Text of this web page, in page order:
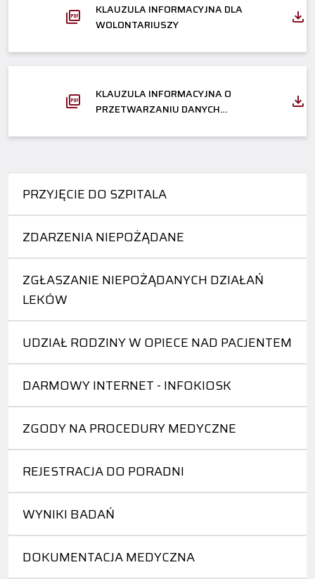
PRZYJĘCIE DO SZPITALA
ZDARZENIA NIEPOŻĄDANE
ZGŁASZANIE NIEPOŻĄDANYCH DZIAŁAŃ
LEKÓW
UDZIAŁ RODZINY W OPIECE NAD PACJENTEM
DARMOWY INTERNET - INFOKIOSK
ZGODY NA PROCEDURY MEDYCZNE
REJESTRACJA DO PORADNI
WYNIKI BADAŃ
DOKUMENTACJA MEDYCZNA
KLAUZULA INFORMACYJNA DLA
WOLONTARIUSZY
KLAUZULA INFORMACYJNA O
PRZETWARZANIU DANYCH
WIZYJNEGO